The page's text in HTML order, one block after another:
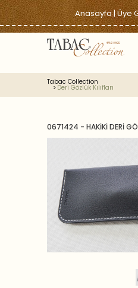
Anasayfa|Üye
Tabac Collection
Deri Gözlük Kılıfları
0671424 - HAKİKİ DERİ